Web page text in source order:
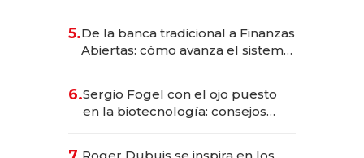
5.De la banca tradicional a Finanzas
Abiertas: cómo avanza el sistema
6.Sergio Fogel con el ojo puesto
en la biotecnología: consejos